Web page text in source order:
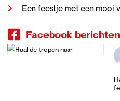
Een feestje met een mooi
Facebook berichten